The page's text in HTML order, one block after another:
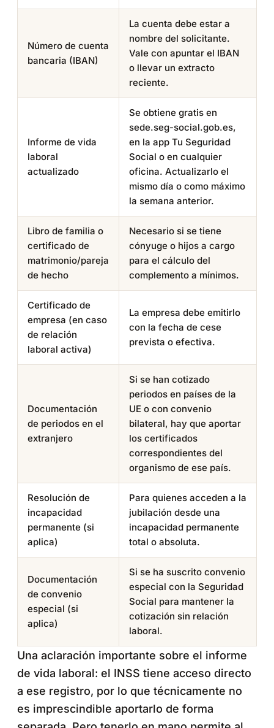
Número de cuenta
bancaria (IBAN)
La cuenta debe estar a
nombre del solicitante.
Vale con apuntar el IBAN
o llevar un extracto
reciente.
Informe de vida
laboral
actualizado
Se obtiene gratis en
sede.seg-social.gob.es,
en la app Tu Seguridad
Social o en cualquier
oficina. Actualizarlo el
mismo día o como máximo
la semana anterior.
Libro de familia o
certificado de
matrimonio/pareja
de hecho
Necesario si se tiene
cónyuge o hijos a cargo
para el cálculo del
complemento a mínimos.
Certificado de
empresa (en caso
de relación
laboral activa)
La empresa debe emitirlo
con la fecha de cese
prevista o efectiva.
Documentación
de periodos en el
extranjero
Si se han cotizado
periodos en países de la
UE o con convenio
bilateral, hay que aportar
los certificados
correspondientes del
organismo de ese país.
Resolución de
incapacidad
permanente (si
aplica)
Para quienes acceden a la
jubilación desde una
incapacidad permanente
total o absoluta.
Documentación
de convenio
especial (si
aplica)
Si se ha suscrito convenio
especial con la Seguridad
Social para mantener la
cotización sin relación
laboral.
Una aclaración importante sobre el informe
de vida laboral: el INSS tiene acceso directo
a ese registro, por lo que técnicamente no
es imprescindible aportarlo de forma